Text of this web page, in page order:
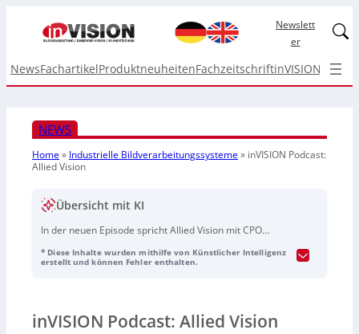
Newslett
er
NewsFachartikelProduktneuheitenFachzeitschriftinVISION Top
NEWS
Home» Industrielle Bildverarbeitungssysteme» inVISION Podcast:
Allied Vision
Übersicht mit KI
In der neuen Episode spricht Allied Vision mit CPO
– darunterSmart Cameras,Frame Grabber
GigE Vision
und vom TEDO Verlag bereitgestellt.
* Diese Inhalte wurden mithilfe von Künstlicher Intelligenz
erstellt und können Fehler enthalten.
inVISION Podcast: Allied Vision